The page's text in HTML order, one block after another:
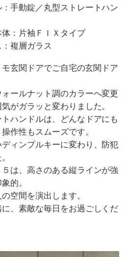
：手動錠／丸型ストレートハン
ＦＩＸタイプ
ガラス
玄関ドアでご自宅の玄関ドア
ールナット調のカラーへ変更
がガラッと変わりました。
ハンドルは、どんなドアにも
作性もスムーズです。
ィンプルキーに変わり、防犯
は、高さのある縦ラインが強
的。
空間を演出します。
、素敵な毎日をお過ごしくだ